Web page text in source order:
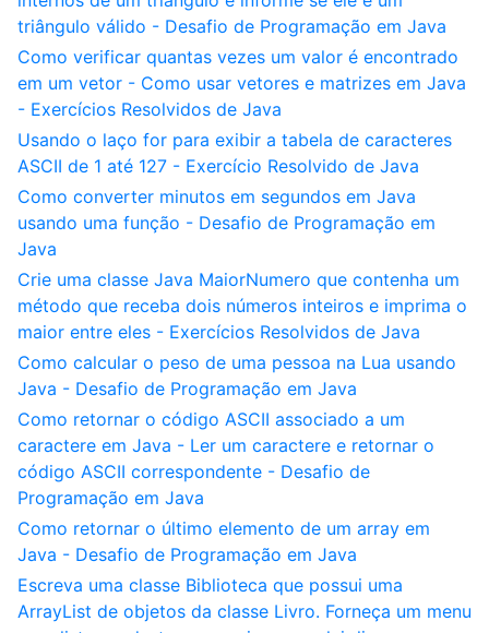
triângulo válido - Desafio de Programação em Java
Como verificar quantas vezes um valor é encontrado
em um vetor - Como usar vetores e matrizes em Java
- Exercícios Resolvidos de Java
Usando o laço for para exibir a tabela de caracteres
ASCII de 1 até 127 - Exercício Resolvido de Java
Como converter minutos em segundos em Java
usando uma função - Desafio de Programação em
Java
Crie uma classe Java MaiorNumero que contenha um
método que receba dois números inteiros e imprima o
maior entre eles - Exercícios Resolvidos de Java
Como calcular o peso de uma pessoa na Lua usando
Java - Desafio de Programação em Java
Como retornar o código ASCII associado a um
caractere em Java - Ler um caractere e retornar o
código ASCII correspondente - Desafio de
Programação em Java
Como retornar o último elemento de um array em
Java - Desafio de Programação em Java
Escreva uma classe Biblioteca que possui uma
ArrayList de objetos da classe Livro. Forneça um menu